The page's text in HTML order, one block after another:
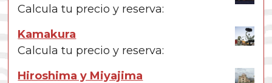
Calcula tu precio y reserva:
Kamakura
Calcula tu precio y reserva:
Hiroshima y Miyajima